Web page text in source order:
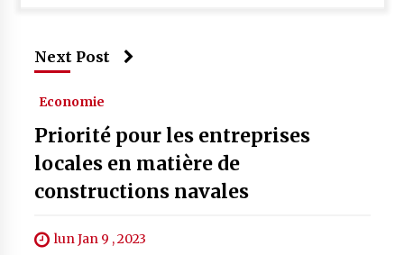
Next Post
Economie
Priorité pour les entreprises
locales en matière de
constructions navales
lun Jan 9 , 2023